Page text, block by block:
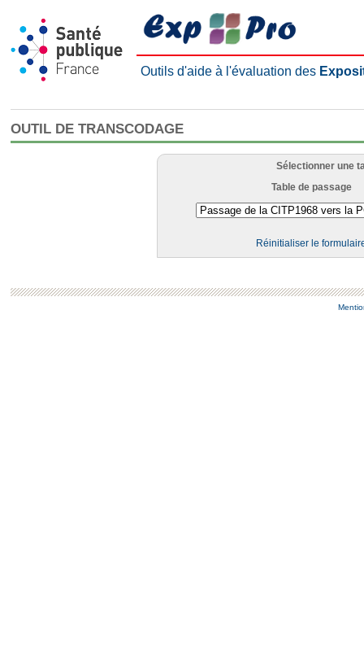
Outils d'aide à l'évaluation des
OUTIL DE TRANSCODAGE
Sélectionner une
Table de passage
Réinitialiser le